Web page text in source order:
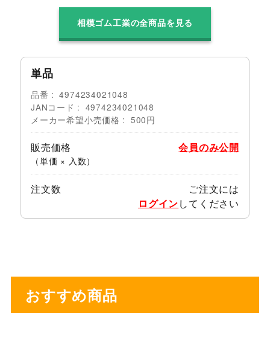
相模ゴム工業の全商品を見る
単品
品番
4974234021048
JANコード
4974234021048
メーカー希望小売価格
500円
販売価格
（単価 × 入数）
会員のみ公開
注文数
ご注文には
ログインしてください
おすすめ商品